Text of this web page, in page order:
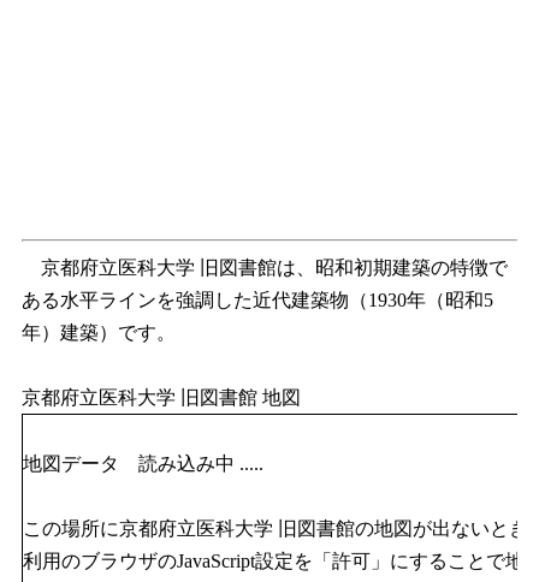
京都府立医科大学 旧図書館は、昭和初期建築の特徴で
ある水平ラインを強調した近代建築物（1930年（昭和5
年）建築）です。
京都府立医科大学 旧図書館 地図
地図データ 読み込み中 .....
この場所に京都府立医科大学 旧図書館の地図が出ないとき
利用のブラウザのJavaScript設定を「許可」にすることで地